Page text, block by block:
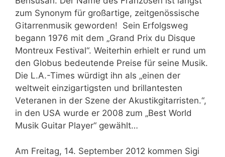
zum Synonym für großartige, zeitgenössische
Gitarrenmusik geworden! Sein Erfolgsweg
begann 1976 mit dem „Grand Prix du Disque
Montreux Festival“. Weiterhin erhielt er rund um
den Globus bedeutende Preise für seine Musik.
Die L.A.-Times würdigt ihn als „einen der
weltweit einzigartigsten und brillantesten
Veteranen in der Szene der Akustikgitarristen.“,
in den USA wurde er 2008 zum „Best World
Musik Guitar Player“ gewählt…
Am Freitag, 14. September 2012 kommen Sigi